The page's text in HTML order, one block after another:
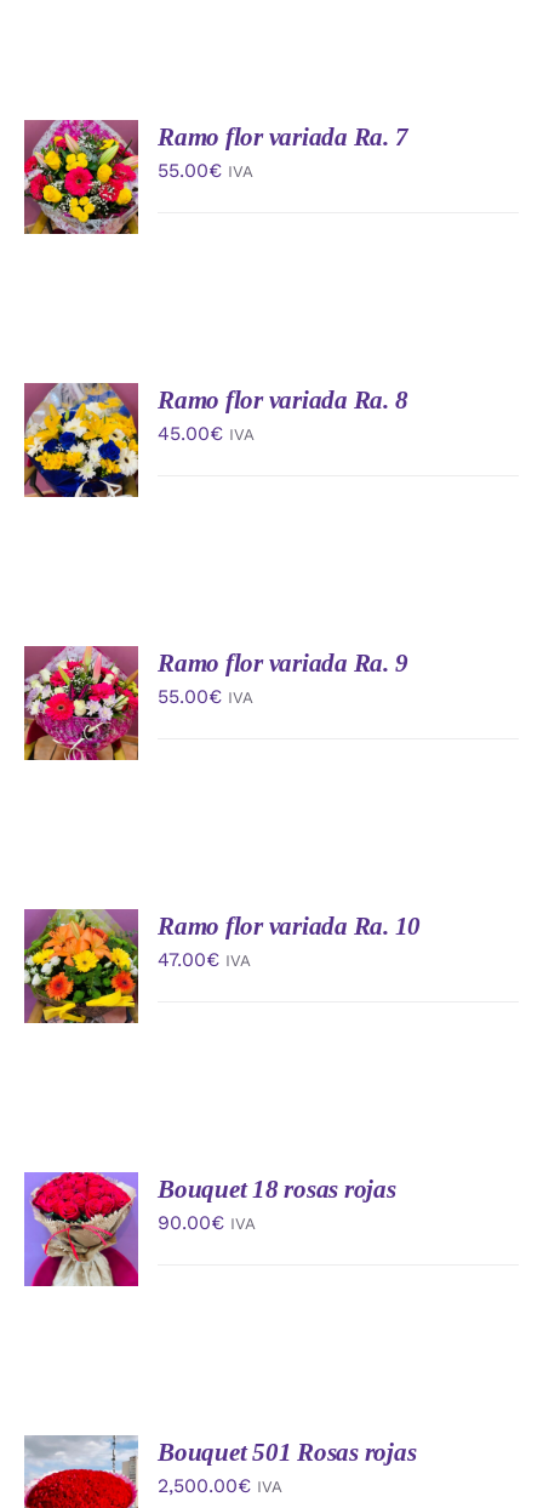
AÑADIR
AL
CARRITO
/
DETALLES
Ramo flor variada Ra. 7
55.00€ IVA
AÑADIR
AL
CARRITO
/
DETALLES
Ramo flor variada Ra. 8
45.00€ IVA
AÑADIR
AL
CARRITO
/
DETALLES
Ramo flor variada Ra. 9
55.00€ IVA
AÑADIR
AL
CARRITO
/
DETALLES
Ramo flor variada Ra. 10
47.00€ IVA
AÑADIR
AL
CARRITO
/
DETALLES
Bouquet 18 rosas rojas
90.00€ IVA
AÑADIR
AL
CARRITO
Bouquet 501 Rosas rojas
2,500.00€ IVA